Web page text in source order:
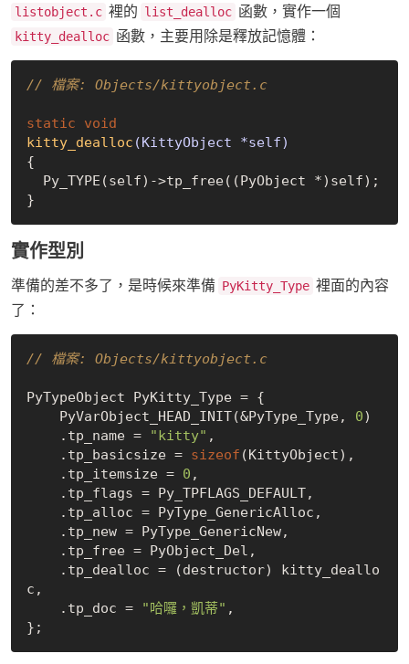
listobject.c 裡的 list_dealloc 函數，實作一個
kitty_dealloc 函數，主要用除是釋放記憶體：
// 檔案: Objects/kittyobject.c
static
void
kitty_dealloc (KittyObject *self)
{
實作型別
準備的差不多了，是時候來準備 PyKitty_Type 裡面的內容
了：
// 檔案: Objects/kittyobject.c
PyTypeObject PyKitty_Type = {
    PyVarObject_HEAD_INIT(&PyType_Type,
0)
    .tp_name =
"kitty" ,
    .tp_basicsize =
sizeof (KittyObject),
    .tp_itemsize =
0 ,
c,
    .tp_doc =
"哈囉，凱蒂" ,